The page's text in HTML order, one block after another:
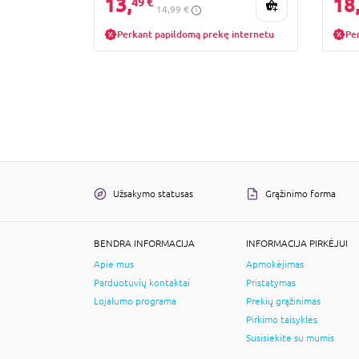
14,99 €
Perkant papildomą prekę internetu
Užsakymo statusas Grąžinimo forma
BENDRA INFORMACIJA
Apie mus
Parduotuvių kontaktai
Lojalumo programa
INFORMACIJA PIRKĖJUI
Apmokėjimas
Pristatymas
Prekių grąžinimas
Pirkimo taisyklės
Susisiekite su mumis